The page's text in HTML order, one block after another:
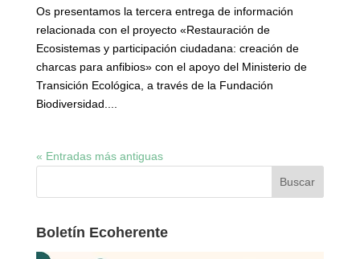
Os presentamos la tercera entrega de información
relacionada con el proyecto «Restauración de
Ecosistemas y participación ciudadana: creación de
charcas para anfibios» con el apoyo del Ministerio de
Transición Ecológica, a través de la Fundación
Biodiversidad....
« Entradas más antiguas
Boletín Ecoherente